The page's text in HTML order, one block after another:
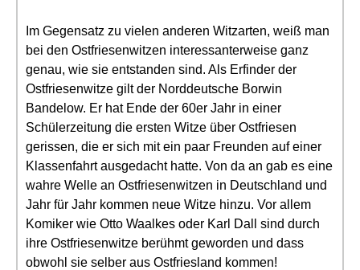
Im Gegensatz zu vielen anderen Witzarten, weiß man
bei den Ostfriesenwitzen interessanterweise ganz
genau, wie sie entstanden sind. Als Erfinder der
Ostfriesenwitze gilt der Norddeutsche Borwin
Bandelow. Er hat Ende der 60er Jahr in einer
Schülerzeitung die ersten Witze über Ostfriesen
gerissen, die er sich mit ein paar Freunden auf einer
Klassenfahrt ausgedacht hatte. Von da an gab es eine
wahre Welle an Ostfriesenwitzen in Deutschland und
Jahr für Jahr kommen neue Witze hinzu. Vor allem
Komiker wie Otto Waalkes oder Karl Dall sind durch
ihre Ostfriesenwitze berühmt geworden und dass
obwohl sie selber aus Ostfriesland kommen!